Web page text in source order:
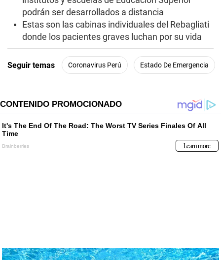
podrán ser desarrollados a distancia
Estas son las cabinas individuales del Rebagliati
donde los pacientes graves luchan por su vida
Seguir temas Coronavirus Perú Estado De Emergencia